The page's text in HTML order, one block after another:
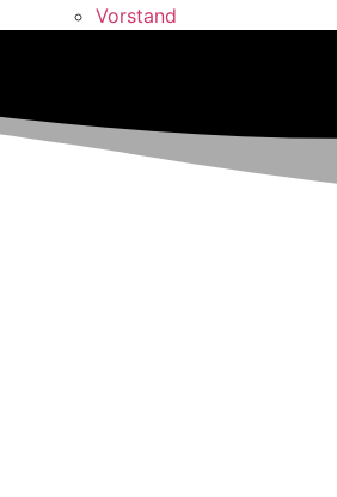
Vorstand